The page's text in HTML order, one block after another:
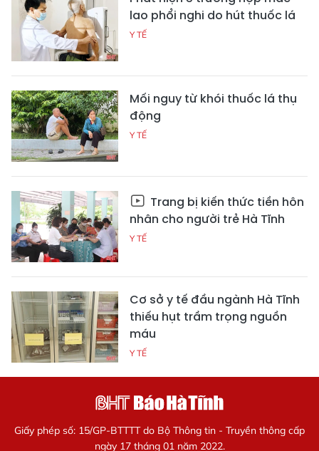
lao phổi nghi do hút thuốc lá
Y TẾ
Mối nguy từ khói thuốc lá thụ
động
Y TẾ
Trang bị kiến thức tiền hôn
nhân cho người trẻ Hà Tĩnh
Y TẾ
Cơ sở y tế đầu ngành Hà Tĩnh
thiếu hụt trầm trọng nguồn
máu
Y TẾ
Giấy phép số: 15/GP-BTTTT do Bộ Thông tin - Truyền thông cấp
ngày 17 tháng 01 năm 2022.